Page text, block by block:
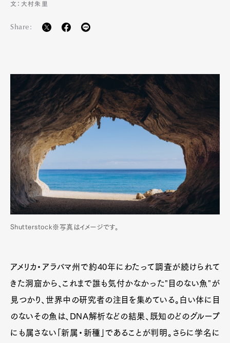
文：大村朱里
Share:
Shutterstock※写真はイメージです。
アメリカ・アラバマ州で約40年にわたって調査が続けられて
きた洞窟から、これまで誰も気付かなかった"目のない魚"が
見つかり、世界中の研究者の注目を集めている。白い体に目
のないその魚は、DNA解析などの結果、既知のどのグループ
にも属さない「新属・新種」であることが判明。さらに学名に